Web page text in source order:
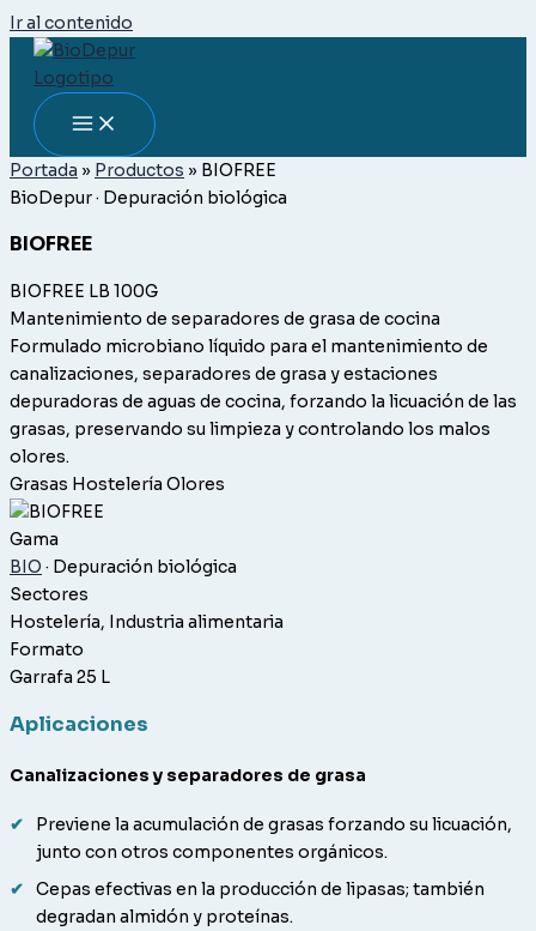
Ir al contenido
Portada » Productos » BIOFREE
BioDepur · Depuración biológica
BIOFREE
BIOFREE LB 100G
Mantenimiento de separadores de grasa de cocina
Formulado microbiano líquido para el mantenimiento de
canalizaciones, separadores de grasa y estaciones
depuradoras de aguas de cocina, forzando la licuación de las
grasas, preservando su limpieza y controlando los malos
olores.
Grasas Hostelería Olores
Gama
BIO · Depuración biológica
Sectores
Hostelería, Industria alimentaria
Formato
Garrafa 25 L
Aplicaciones
Canalizaciones y separadores de grasa
Previene la acumulación de grasas forzando su licuación,
junto con otros componentes orgánicos.
Cepas efectivas en la producción de lipasas; también
degradan almidón y proteínas.